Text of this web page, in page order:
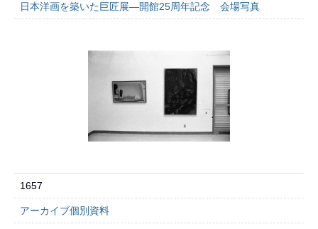
日本洋画を築いた巨匠展―開館25周年記念 会場写真
1657
アーカイブ個別資料